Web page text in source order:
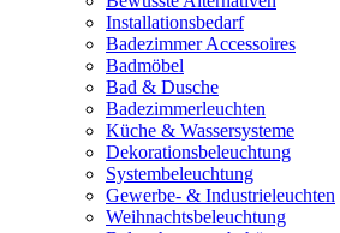
Installationsbedarf
Badezimmer Accessoires
Badmöbel
Bad & Dusche
Badezimmerleuchten
Küche & Wassersysteme
Dekorationsbeleuchtung
Systembeleuchtung
Gewerbe- & Industrieleuchten
Weihnachtsbeleuchtung